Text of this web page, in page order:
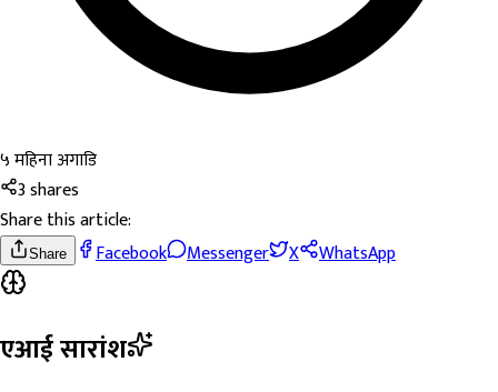
५ महिना अगाडि
3shares
Share this article:
Share Facebook Messenger X WhatsApp
एआई सारांश